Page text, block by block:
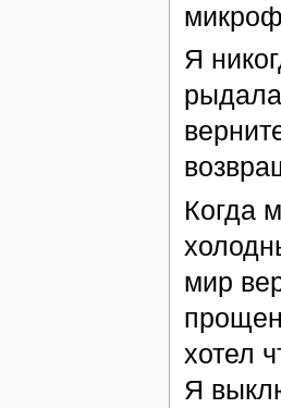
Я
Когда
мир
хотел
Я